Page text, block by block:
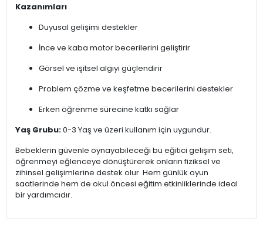
Kazanımları
Duyusal gelişimi destekler
İnce ve kaba motor becerilerini geliştirir
Görsel ve işitsel algıyı güçlendirir
Problem çözme ve keşfetme becerilerini destekler
Erken öğrenme sürecine katkı sağlar
Yaş Grubu:0-3 Yaş ve üzeri kullanım için uygundur.
Bebeklerin güvenle oynayabileceği bu eğitici gelişim seti,
öğrenmeyi eğlenceye dönüştürerek onların fiziksel ve
zihinsel gelişimlerine destek olur. Hem günlük oyun
saatlerinde hem de okul öncesi eğitim etkinliklerinde ideal
bir yardımcıdır.